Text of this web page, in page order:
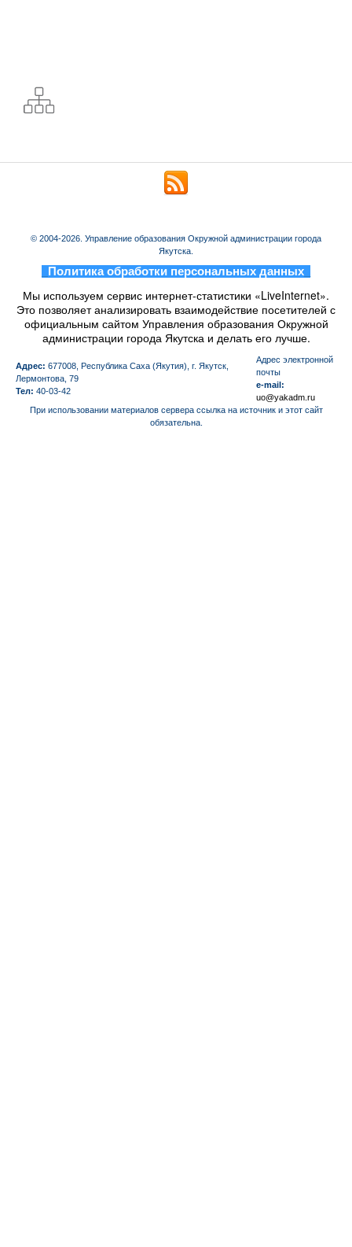
© 2004-2026. Управление образования Окружной администрации города
Якутска.
Политика обработки персональных данных
Мы используем сервис интернет-статистики «LiveInternet».
Это позволяет анализировать взаимодействие посетителей с
официальным сайтом Управления образования Окружной
администрации города Якутска и делать его лучше.
Адрес: 677008, Республика Саха (Якутия), г. Якутск,
Лермонтова, 79
Тел: 40-03-42
Aдрес электронной
почты
e-mail:
uo@yakadm.ru
При использовании материалов сервера ссылка на источник и этот сайт
обязательна.